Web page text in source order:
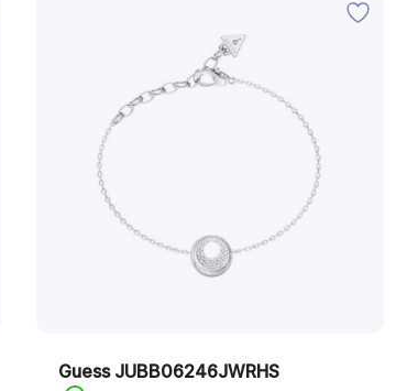
Guess JUBB06246JWRHS